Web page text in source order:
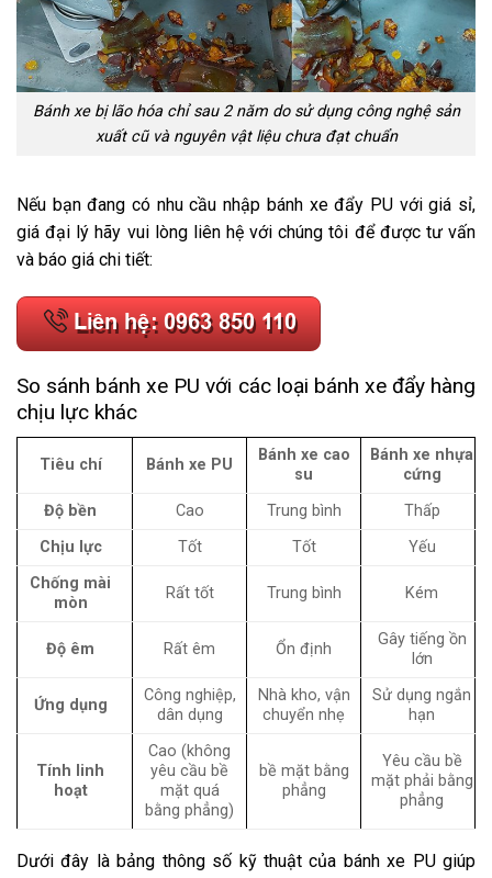
Bánh xe bị lão hóa chỉ sau 2 năm do sử dụng công nghệ sản
xuất cũ và nguyên vật liệu chưa đạt chuẩn
Nếu bạn đang có nhu cầu nhập bánh xe đẩy PU với giá sỉ,
giá đại lý hãy vui lòng liên hệ với chúng tôi để được tư vấn
và báo giá chi tiết:
So sánh bánh xe PU với các loại bánh xe đẩy hàng
chịu lực khác
Tiêu chí Bánh xe PU
Bánh xe cao
su
Bánh xe nhựa
cứng
Độ bền
Cao Trung bình
Thấp
Chịu lực
Tốt Tốt
Yếu
Chống mài
mòn
Rất tốt Trung bình Kém
Độ êm Rất êm Ổn định
Gây tiếng ồn
lớn
Ứng dụng
Công nghiệp,
dân dụng
Nhà kho, vận
chuyển nhẹ
Sử dụng ngắn
hạn
Tính linh
hoạt
Cao (không
yêu cầu bề
mặt quá
bằng phẳng)
bề mặt bằng
phẳng
Yêu cầu bề
mặt phải bằng
phẳng
Dưới đây là bảng thông số kỹ thuật của bánh xe PU giúp